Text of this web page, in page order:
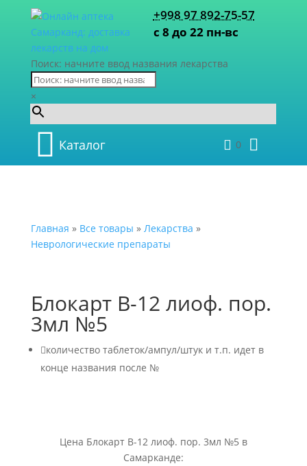
+998 97 892-75-57
с 8 до 22 пн-вс
Поиск: начните ввод названия лекарства
×
Каталог 0
Главная » Все товары » Лекарства »
Неврологические препараты
Блокарт В-12 лиоф. пор.
3мл №5
количество таблеток/ампул/штук и т.п. идет в
конце названия после №
Цена Блокарт В-12 лиоф. пор. 3мл №5 в
Самарканде: